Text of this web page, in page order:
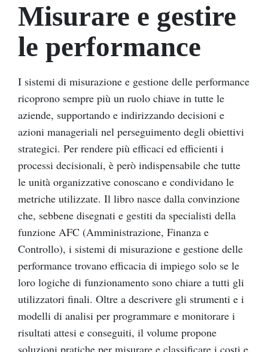
Misurare e gestire
le performance
I sistemi di misurazione e gestione delle performance
ricoprono sempre più un ruolo chiave in tutte le
aziende, supportando e indirizzando decisioni e
azioni manageriali nel perseguimento degli obiettivi
strategici. Per rendere più efficaci ed efficienti i
processi decisionali, è però indispensabile che tutte
le unità organizzative conoscano e condividano le
metriche utilizzate. Il libro nasce dalla convinzione
che, sebbene disegnati e gestiti da specialisti della
funzione AFC (Amministrazione, Finanza e
Controllo), i sistemi di misurazione e gestione delle
performance trovano efficacia di impiego solo se le
loro logiche di funzionamento sono chiare a tutti gli
utilizzatori finali. Oltre a descrivere gli strumenti e i
modelli di analisi per programmare e monitorare i
risultati attesi e conseguiti, il volume propone